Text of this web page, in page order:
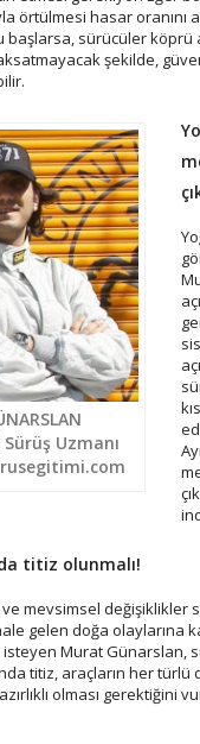
örtülmesi hasar oranını
başlarsa, sürücüler köprü
aksatmayacak şekilde,
Uzmanı
titiz olunmalı!
ve mevsimsel değişiklikler
hale gelen doğa olaylarına
isteyen Murat Günarslan,
titiz, araçların her türlü
olması gerektiğini